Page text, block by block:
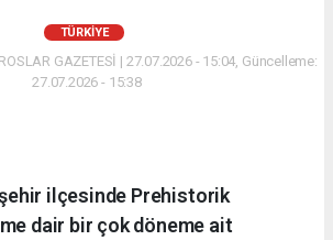
TÜRKIYE
GAZETESİ | 27.07.2026 - 15:04, Güncelleme:
27.07.2026 - 15:38
ilçesinde Prehistorik
dair bir çok döneme ait